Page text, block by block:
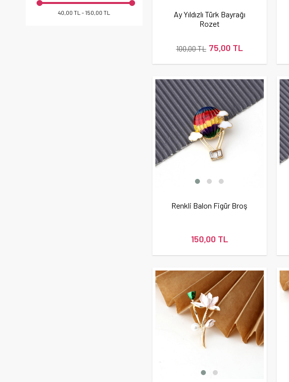
40,00 TL - 150,00 TL
Ay Yıldızlı Türk Bayrağı
Rozet
75,00 TL
100,00 TL
Renkli Balon Figür Broş
150,00 TL